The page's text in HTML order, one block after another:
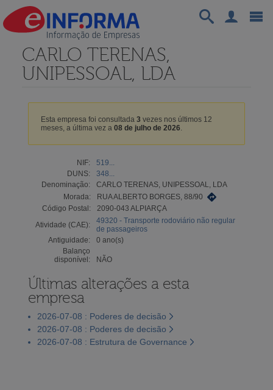
CARLO TERENAS,
UNIPESSOAL, LDA
Esta empresa foi consultada 3 vezes nos últimos 12
meses, a última vez a 08 de julho de 2026.
NIF:
519...
DUNS:
348...
Denominação:
CARLO TERENAS, UNIPESSOAL, LDA
Morada:
RUA ALBERTO BORGES, 88/90
Código Postal:
2090-043 ALPIARÇA
Atividade (CAE):
49320 - Transporte rodoviário não regular
de passageiros
Antiguidade:
0 ano(s)
Balanço
disponível:
NÃO
Últimas alterações a esta
empresa
2026-07-08 : Poderes de decisão
2026-07-08 : Poderes de decisão
2026-07-08 : Estrutura de Governance